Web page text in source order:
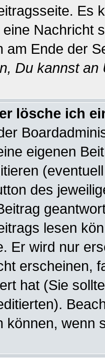
Es
Nachricht
am Ende der
Du kannst
lösche ich
eigenen
des
lesen
Er wird nur
erscheinen,
hat (Sie
können, wenn